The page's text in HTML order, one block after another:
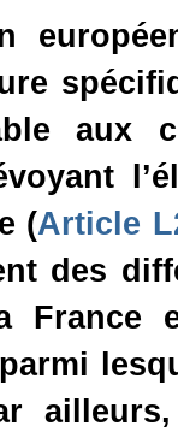
aux
(Article
des